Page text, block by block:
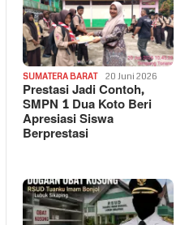
SUMATERA BARAT 20 Juni 2026
Prestasi Jadi Contoh,
SMPN 1 Dua Koto Beri
Apresiasi Siswa
Berprestasi